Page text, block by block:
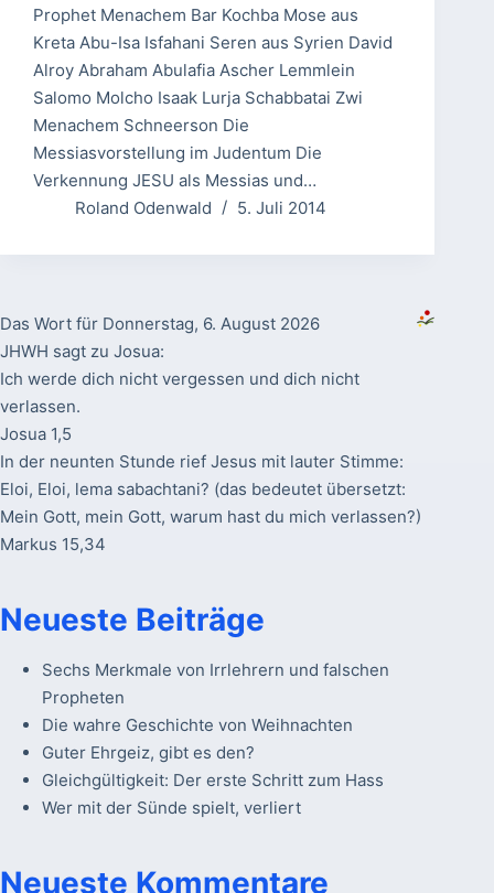
Prophet Menachem Bar Kochba Mose aus
Kreta Abu-Isa Isfahani Seren aus Syrien David
Alroy Abraham Abulafia Ascher Lemmlein
Salomo Molcho Isaak Lurja Schabbatai Zwi
Menachem Schneerson Die
Messiasvorstellung im Judentum Die
Verkennung JESU als Messias und…
Roland Odenwald
5. Juli 2014
Das Wort für Donnerstag, 6. August 2026
JHWH sagt zu Josua:
Ich werde dich nicht vergessen und dich nicht
verlassen.
Josua 1,5
In der neunten Stunde rief Jesus mit lauter Stimme:
Eloi, Eloi, lema sabachtani? (das bedeutet übersetzt:
Mein Gott, mein Gott, warum hast du mich verlassen?)
Markus 15,34
Neueste Beiträge
Sechs Merkmale von Irrlehrern und falschen
Propheten
Die wahre Geschichte von Weihnachten
Guter Ehrgeiz, gibt es den?
Gleichgültigkeit: Der erste Schritt zum Hass
Wer mit der Sünde spielt, verliert
Neueste Kommentare